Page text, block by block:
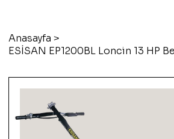
Anasayfa >